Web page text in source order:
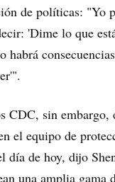
de políticas: "Yo
'Dime lo que
habrá
CDC, sin embargo,
el equipo de
día de hoy, dijo
una amplia gama